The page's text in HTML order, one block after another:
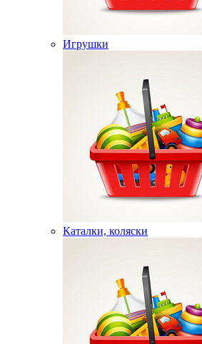
Игрушки
Каталки, коляски